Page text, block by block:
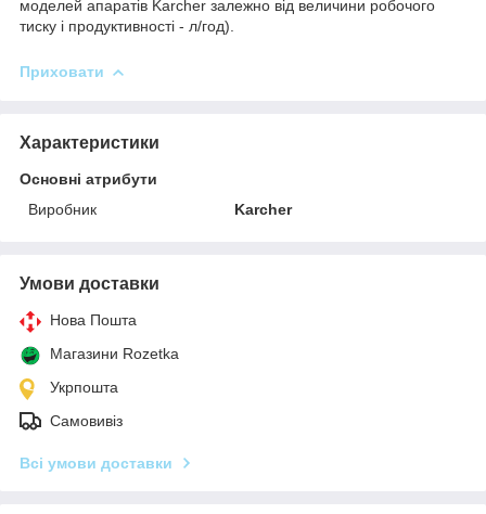
моделей апаратів Karcher залежно від величини робочого
тиску і продуктивності - л/год).
Приховати
Характеристики
Основні атрибути
Виробник
Karcher
Умови доставки
Нова Пошта
Магазини Rozetka
Укрпошта
Самовивіз
Всі умови доставки